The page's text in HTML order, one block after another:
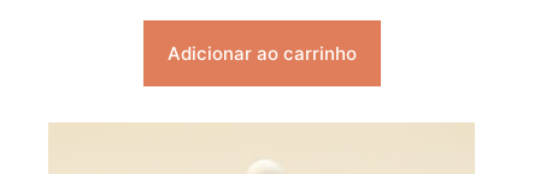
Adicionar ao carrinho